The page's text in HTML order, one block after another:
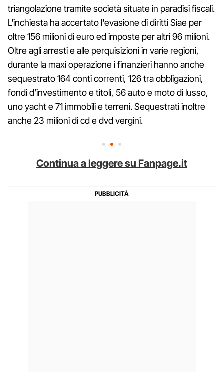
triangolazione tramite società situate in paradisi fiscali.
L'inchiesta ha accertato l'evasione di diritti Siae per
oltre 156 milioni di euro ed imposte per altri 96 milioni.
Oltre agli arresti e alle perquisizioni in varie regioni,
durante la maxi operazione i finanzieri hanno anche
sequestrato 164 conti correnti, 126 tra obbligazioni,
fondi d’investimento e titoli, 56 auto e moto di lusso,
uno yacht e 71 immobili e terreni. Sequestrati inoltre
anche 23 milioni di cd e dvd vergini.
Continua a leggere su Fanpage.it